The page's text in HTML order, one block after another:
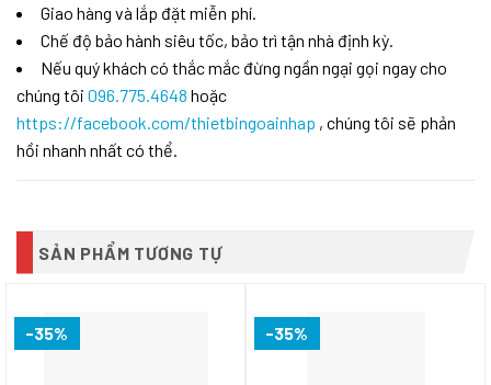
Giao hàng và lắp đặt miễn phí.
Chế độ bảo hành siêu tốc, bảo trì tận nhà định kỳ.
Nếu quý khách có thắc mắc đừng ngần ngại gọi ngay cho
chúng tôi 096.775.4648 hoặc
https://facebook.com/thietbingoainhap , chúng tôi sẽ phản
hồi nhanh nhất có thể.
SẢN PHẨM TƯƠNG TỰ
-35% -35%